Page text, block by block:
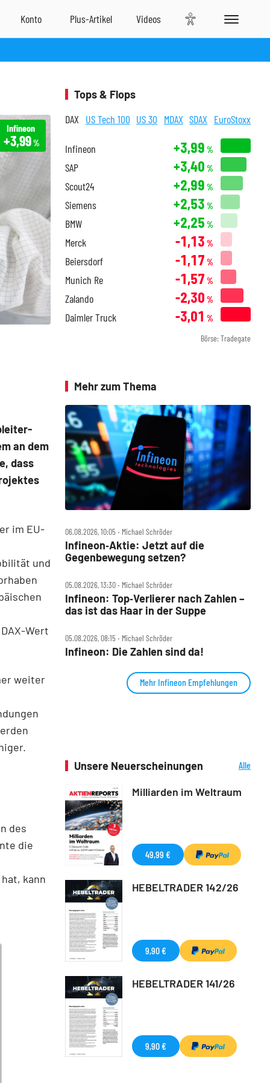
Infineon
+3,99%
an dem
dass
im EU-
und
Wert
weiter
des
die
kann
Tops & Flops
DAX US Tech 100 US 30 MDAX SDAX EuroStoxx
Infineon +3,99 %
SAP +3,40 %
Scout24 +2,99 %
Siemens +2,53 %
BMW +2,25 %
Merck -1,13 %
Beiersdorf -1,17 %
Munich Re -1,57 %
Zalando -2,30 %
Daimler Truck -3,01 %
Börse: Tradegate
Mehr zum Thema
06.08.2026, 10:05 ‧ Michael Schröder
Infineon‑Aktie: Jetzt auf die
Gegenbewegung setzen?
05.08.2026, 13:30 ‧ Michael Schröder
Infineon: Top‑Verlierer nach Zahlen –
das ist das Haar in der Suppe
05.08.2026, 08:15 ‧ Michael Schröder
Infineon: Die Zahlen sind da!
Mehr Infineon Empfehlungen
Unsere Neuerscheinungen
Alle
Milliarden im Weltraum
49,99 €
HEBELTRADER 142/26
9,90 €
HEBELTRADER 141/26
9,90 €